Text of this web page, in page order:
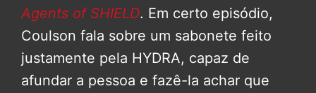
Agents of SHIELD. Em certo episódio,
Coulson fala sobre um sabonete feito
justamente pela HYDRA, capaz de
afundar a pessoa e fazê-la achar que